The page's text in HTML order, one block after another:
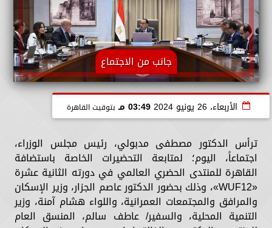
جانب من الاجتماع
الأربعاء، 26 يونيو 2024 03:49 مـ بتوقيت القاهرة
ترأس الدكتور مصطفى مدبولي، رئيس مجلس الوزراء،
اجتماعاً، اليوم؛ لمتابعة التحضيرات الخاصة باستضافة
القاهرة للمنتدى الحضري العالمي في دورته الثانية عشرة
«WUF12»، وذلك بحضور الدكتور عاصم الجزار، وزير الإسكان
والمرافق والمجتمعات العمرانية، واللواء هشام آمنة، وزير
التنمية المحلية، والسفير/ عاطف سالم، المنسق العام